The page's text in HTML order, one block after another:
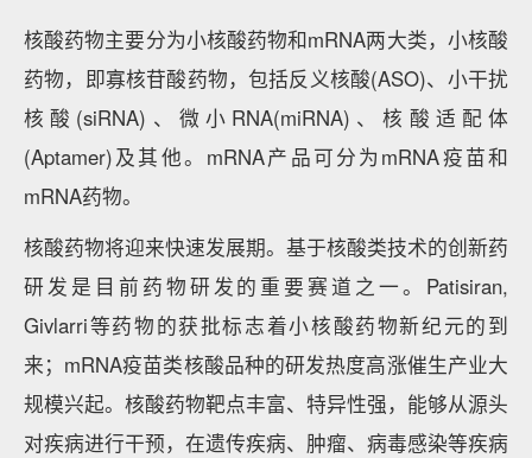
核酸药物主要分为小核酸药物和mRNA两大类，小核酸
药物，即寡核苷酸药物，包括反义核酸(ASO)、小干扰
核酸(siRNA)、微小RNA(miRNA)、核酸适配体
(Aptamer)及其他。mRNA产品可分为mRNA疫苗和
mRNA药物。
核酸药物将迎来快速发展期。基于核酸类技术的创新药
研发是目前药物研发的重要赛道之一。Patisiran,
Givlarri等药物的获批标志着小核酸药物新纪元的到
来；mRNA疫苗类核酸品种的研发热度高涨催生产业大
规模兴起。核酸药物靶点丰富、特异性强，能够从源头
对疾病进行干预，在遗传疾病、肿瘤、病毒感染等疾病